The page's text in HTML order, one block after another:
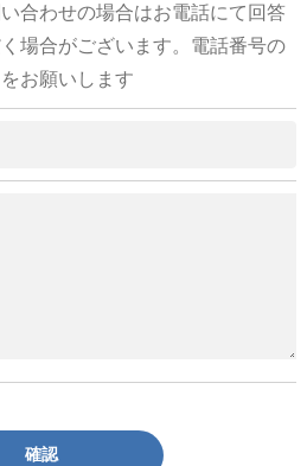
合わせの場合はお電話にて回答
場合がございます。電話番号の
お願いします
確認